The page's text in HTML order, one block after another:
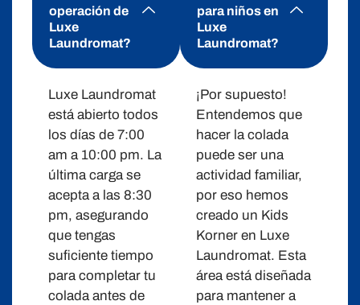
operación de
Luxe
Laundromat?
Luxe Laundromat
está abierto todos
los días de 7:00
am a 10:00 pm. La
última carga se
acepta a las 8:30
pm, asegurando
que tengas
suficiente tiempo
para completar tu
colada antes de
para niños en
Luxe
Laundromat?
¡Por supuesto!
Entendemos que
hacer la colada
puede ser una
actividad familiar,
por eso hemos
creado un Kids
Korner en Luxe
Laundromat. Esta
área está diseñada
para mantener a